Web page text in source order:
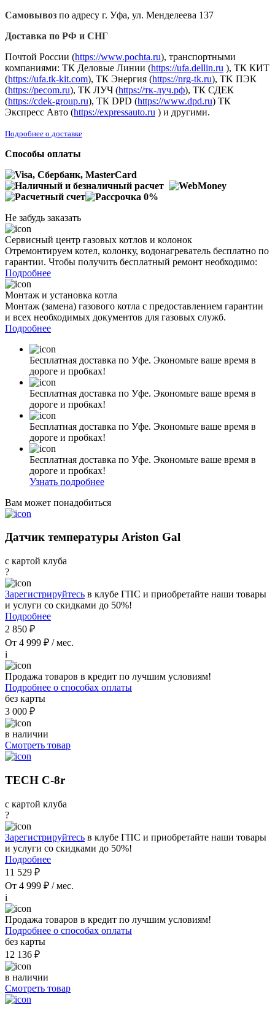
Самовывоз по адресу г. Уфа, ул. Менделеева 137
Доставка по РФ и СНГ
Почтой России (https://www.pochta.ru), транспортными
компаниями: ТК Деловые Линии (https://ufa.dellin.ru ), ТК КИТ
(https://ufa.tk-kit.com), ТК Энергия (https://nrg-tk.ru), ТK ПЭК
(https://pecom.ru), ТК ЛУЧ (https://тк-луч.рф), ТК СДЕК
(https://cdek-group.ru), ТК DPD (https://www.dpd.ru) ТК
Экспресс Авто (https://expressauto.ru ) и другими.
Подробнее о доставке
Способы оплаты
Не забудь заказать
Сервисный центр газовых котлов и колонок
Отремонтируем котел, колонку, водонагреватель бесплатно по
гарантии. Чтобы получить бесплатный ремонт необходимо:
Подробнее
Монтаж и установка котла
Монтаж (замена) газового котла с предоставлением гарантии
и всех необходимых документов для газовых служб.
Подробнее
Бесплатная доставка по Уфе. Экономьте ваше время в
дороге и пробках!
Бесплатная доставка по Уфе. Экономьте ваше время в
дороге и пробках!
Бесплатная доставка по Уфе. Экономьте ваше время в
дороге и пробках!
Бесплатная доставка по Уфе. Экономьте ваше время в
дороге и пробках!
Узнать подробнее
Вам может понадобиться
Датчик температуры Ariston Gal
с картой клуба
?
Зарегистрируйтесь в клубе ГПС и приобретайте наши товары
и услуги со скидками до 50%!
Подробнее
2 850 ₽
От 4 999 ₽ / мес.
i
Продажа товаров в кредит по лучшим условиям!
Подробнее о способах оплаты
без карты
3 000 ₽
в наличии
Смотреть товар
TECH C-8r
с картой клуба
?
Зарегистрируйтесь в клубе ГПС и приобретайте наши товары
и услуги со скидками до 50%!
Подробнее
11 529 ₽
От 4 999 ₽ / мес.
i
Продажа товаров в кредит по лучшим условиям!
Подробнее о способах оплаты
без карты
12 136 ₽
в наличии
Смотреть товар